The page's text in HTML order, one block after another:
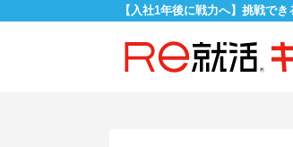
【入社1年後に戦力へ】挑戦で